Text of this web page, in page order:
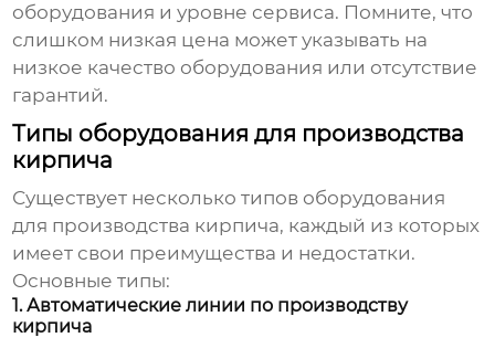
оборудования и уровне сервиса. Помните, что
слишком низкая цена может указывать на
низкое качество оборудования или отсутствие
гарантий.
Типы оборудования для производства
кирпича
Существует несколько типов оборудования
для производства кирпича, каждый из которых
имеет свои преимущества и недостатки.
Основные типы:
1. Автоматические линии по производству
кирпича